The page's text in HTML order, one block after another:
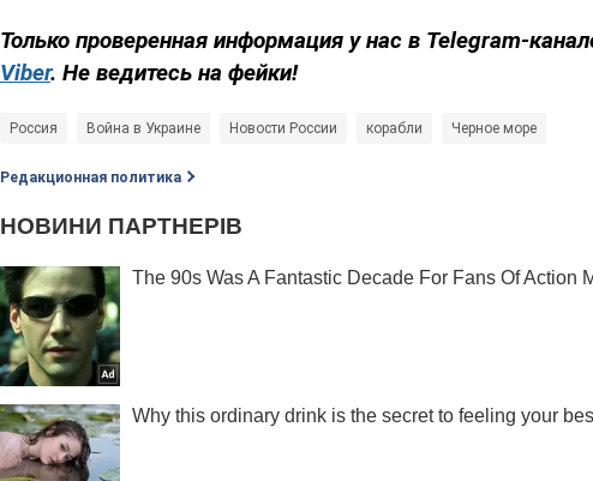
Только проверенная информация у нас в Telegram-
Viber. Не ведитесь на фейки!
Россия Война в Украине Новости России корабли Черное море
Редакционная политика